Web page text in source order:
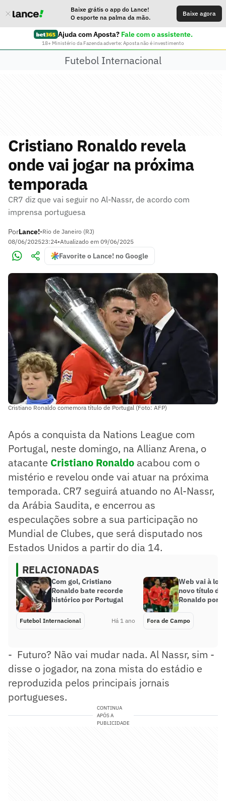
Baixe grátis o app do Lance!
O esporte na palma da mão.
Baixe agora
Ajuda com Aposta? Fale com o assistente.
18+ Ministério da Fazenda adverte: Aposta não é investimento
Futebol Internacional
Cristiano Ronaldo revela
onde vai jogar na próxima
temporada
CR7 diz que vai seguir no Al-Nassr, de acordo com
imprensa portuguesa
PorLance!•Rio de Janeiro (RJ)
08/06/202523:24•Atualizado em 09/06/2025
Favorite o Lance! no Google
Cristiano Ronaldo comemora título de Portugal (Foto: AFP)
Após a conquista da Nations League com
Portugal, neste domingo, na Allianz Arena, o
atacante Cristiano Ronaldo acabou com o
mistério e revelou onde vai atuar na próxima
temporada. CR7 seguirá atuando no Al-Nassr,
da Arábia Saudita, e encerrou as
especulações sobre a sua participação no
Mundial de Clubes, que será disputado nos
Estados Unidos a partir do dia 14.
RELACIONADAS
Com gol, Cristiano
Ronaldo bate recorde
histórico por Portugal
Futebol Internacional Há 1 ano
Web vai à
novo título de
Ronaldo por
Fora de Campo
- Futuro? Não vai mudar nada. Al Nassr, sim -
disse o jogador, na zona mista do estádio e
reproduzida pelos principais jornais
portugueses.
CONTINUA
APÓS A
PUBLICIDADE